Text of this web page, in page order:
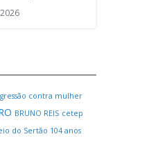
contra mulher
BRUNO REIS cetep
do Sertão 104 anos